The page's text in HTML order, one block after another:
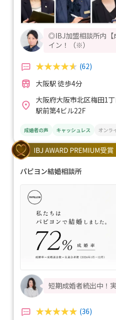
◎IBJ加盟相談所内【
イン！（※）
(62)
大阪駅 徒歩4分
大阪府大阪市北区梅田1
駅前第4ビル22F
成婚者の声 キャッシュレス オンラ
パピヨン結婚相談所
短期成婚者続出中！
(36)